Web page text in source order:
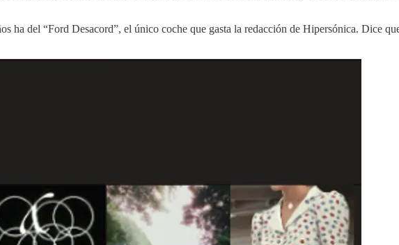
ha del “Ford Desacord”, el único coche que gasta la redacción de Hipersónica. Dice